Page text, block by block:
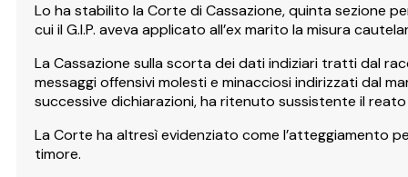
Lo ha stabilito la Corte di Cassazione, quinta sezione
cui il G.I.P. aveva applicato all’ex marito la misura
La Cassazione sulla scorta dei dati indiziari tratti dal
messaggi offensivi molesti e minacciosi indirizzati dal
successive dichiarazioni, ha ritenuto sussistente il reato
La Corte ha altresì evidenziato come l’atteggiamento
timore.